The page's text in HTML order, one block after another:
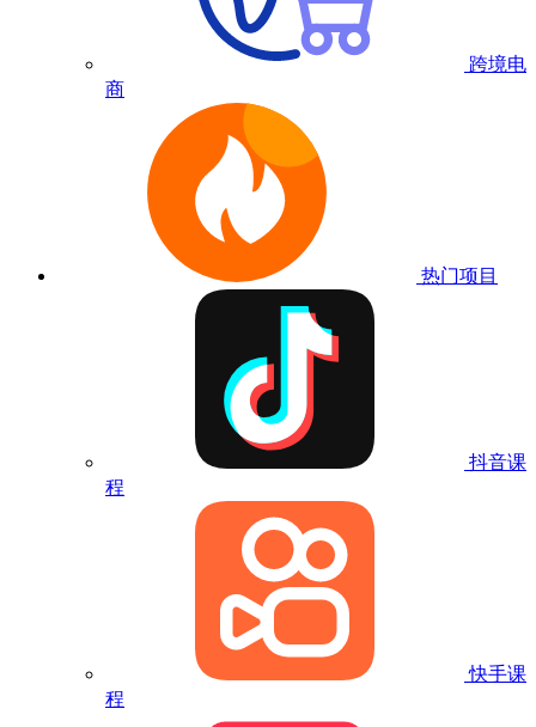
跨境电
商
热门项目
抖音课
程
快手课
程